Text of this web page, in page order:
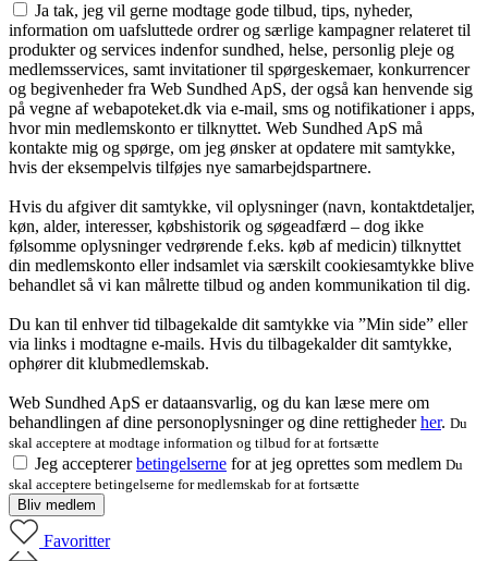
Ja tak, jeg vil gerne modtage gode tilbud, tips, nyheder,
information om uafsluttede ordrer og særlige kampagner relateret til
produkter og services indenfor sundhed, helse, personlig pleje og
medlemsservices, samt invitationer til spørgeskemaer, konkurrencer
og begivenheder fra Web Sundhed ApS, der også kan henvende sig
på vegne af webapoteket.dk via e-mail, sms og notifikationer i apps,
hvor min medlemskonto er tilknyttet. Web Sundhed ApS må
kontakte mig og spørge, om jeg ønsker at opdatere mit samtykke,
hvis der eksempelvis tilføjes nye samarbejdspartnere.
Hvis du afgiver dit samtykke, vil oplysninger (navn, kontaktdetaljer,
køn, alder, interesser, købshistorik og søgeadfærd – dog ikke
følsomme oplysninger vedrørende f.eks. køb af medicin) tilknyttet
din medlemskonto eller indsamlet via særskilt cookiesamtykke blive
behandlet så vi kan målrette tilbud og anden kommunikation til dig.
Du kan til enhver tid tilbagekalde dit samtykke via ”Min side” eller
via links i modtagne e-mails. Hvis du tilbagekalder dit samtykke,
ophører dit klubmedlemskab.
Web Sundhed ApS er dataansvarlig, og du kan læse mere om
behandlingen af dine personoplysninger og dine rettighederher. Du
skal acceptere at modtage information og tilbud for at fortsætte
Jeg acceptererbetingelserne for at jeg oprettes som medlem Du
skal acceptere betingelserne for medlemskab for at fortsætte
Bliv medlem
Favoritter